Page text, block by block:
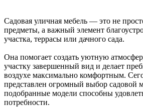
Садовая уличная мебель — это не
предметы, а важный элемент
участка, террасы или дачного сада.
Она помогает создать уютную
участку завершенный вид и делает
воздухе максимально комфортным.
представлен огромный выбор садовой
подобранные модели способны
потребности.